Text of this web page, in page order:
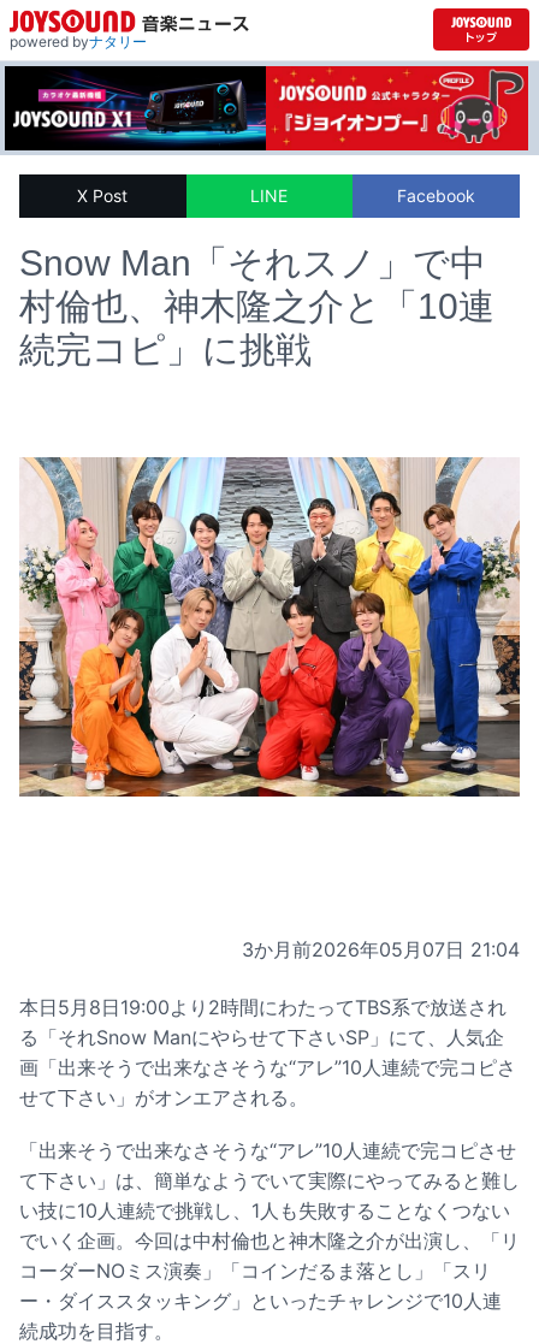
powered byナタリー
X Post LINE Facebook
Snow Man「それスノ」で中
村倫也、神木隆之介と「10連
続完コピ」に挑戦
3か月前2026年05月07日 21:04
本日5月8日19:00より2時間にわたってTBS系で放送され
る「それSnow Manにやらせて下さいSP」にて、人気企
画「出来そうで出来なさそうな“アレ”10人連続で完コピさ
せて下さい」がオンエアされる。
「出来そうで出来なさそうな“アレ”10人連続で完コピさせ
て下さい」は、簡単なようでいて実際にやってみると難し
い技に10人連続で挑戦し、1人も失敗することなくつない
でいく企画。今回は中村倫也と神木隆之介が出演し、「リ
コーダーNOミス演奏」「コインだるま落とし」「スリ
ー・ダイススタッキング」といったチャレンジで10人連
続成功を目指す。